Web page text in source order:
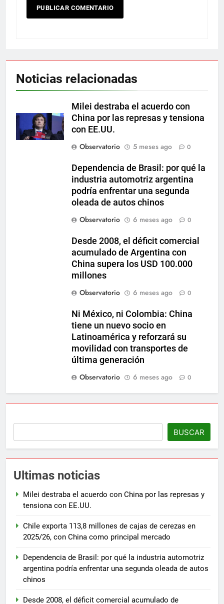
Noticias relacionadas
Milei destraba el acuerdo con
China por las represas y tensiona
con EE.UU.
Observatorio
5 meses ago 0
Dependencia de Brasil: por qué la
industria automotriz argentina
podría enfrentar una segunda
oleada de autos chinos
Observatorio
6 meses ago 0
Desde 2008, el déficit comercial
acumulado de Argentina con
China supera los USD 100.000
millones
Observatorio
6 meses ago 0
Ni México, ni Colombia: China
tiene un nuevo socio en
Latinoamérica y reforzará su
movilidad con transportes de
última generación
Observatorio
6 meses ago 0
BUSCAR
Ultimas noticias
Milei destraba el acuerdo con China por las represas y
tensiona con EE.UU.
Chile exporta 113,8 millones de cajas de cerezas en
2025/26, con China como principal mercado
Dependencia de Brasil: por qué la industria automotriz
argentina podría enfrentar una segunda oleada de autos
chinos
Desde 2008, el déficit comercial acumulado de